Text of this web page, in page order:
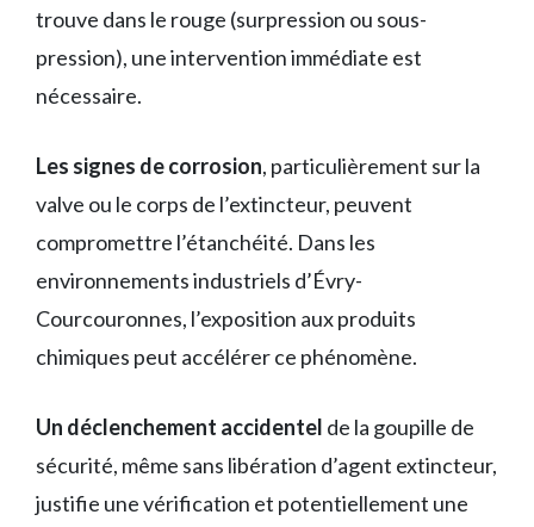
trouve dans le rouge (surpression ou sous-
pression), une intervention immédiate est
nécessaire.
Les signes de corrosion, particulièrement sur la
valve ou le corps de l’extincteur, peuvent
compromettre l’étanchéité. Dans les
environnements industriels d’Évry-
Courcouronnes, l’exposition aux produits
chimiques peut accélérer ce phénomène.
Un déclenchement accidentel de la goupille de
sécurité, même sans libération d’agent extincteur,
justifie une vérification et potentiellement une